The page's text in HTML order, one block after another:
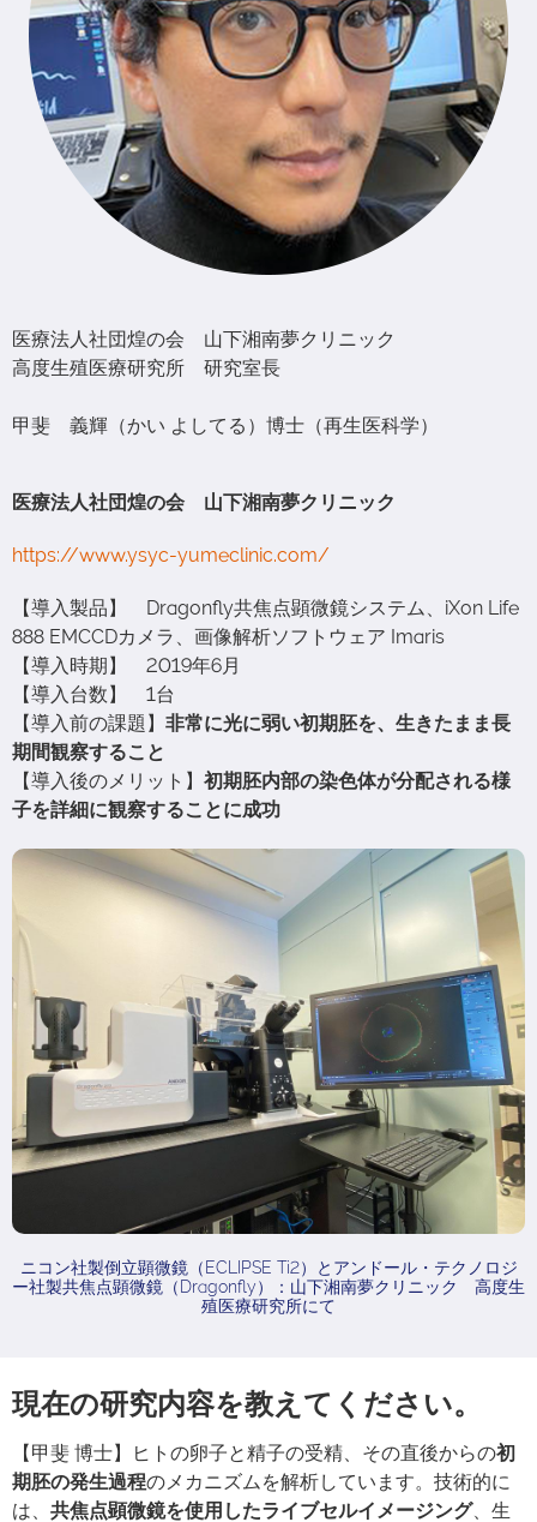
医療法人社団煌の会 山下湘南夢クリニック
高度生殖医療研究所 研究室長
甲斐 義輝（かい よしてる）博士（再生医科学）
医療法人社団煌の会 山下湘南夢クリニック
https://www.ysyc-yumeclinic.com/
【導入製品】 Dragonfly共焦点顕微鏡システム、iXon Life
888 EMCCDカメラ、画像解析ソフトウェア Imaris
【導入時期】 2019年6月
【導入台数】 1台
【導入前の課題】 非常に光に弱い初期胚を、生きたまま長
期間観察すること
【導入後のメリット】 初期胚内部の染色体が分配される様
子を詳細に観察することに成功
ニコン社製倒立顕微鏡（ECLIPSE Ti2）とアンドール・テクノロジ
ー社製共焦点顕微鏡（Dragonfly）：山下湘南夢クリニック 高度生
殖医療研究所にて
現在の研究内容を教えてください。
【甲斐 博士】ヒトの卵子と精子の受精、その直後からの初
期胚の発生過程のメカニズムを解析しています。技術的に
は、 共焦点顕微鏡を使用したライブセルイメージング、生